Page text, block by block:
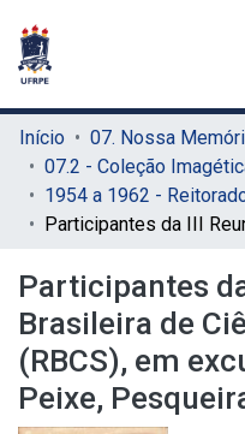
Início
07. Nossa
Participantes
Brasileira de
(RBCS), em
Peixe,